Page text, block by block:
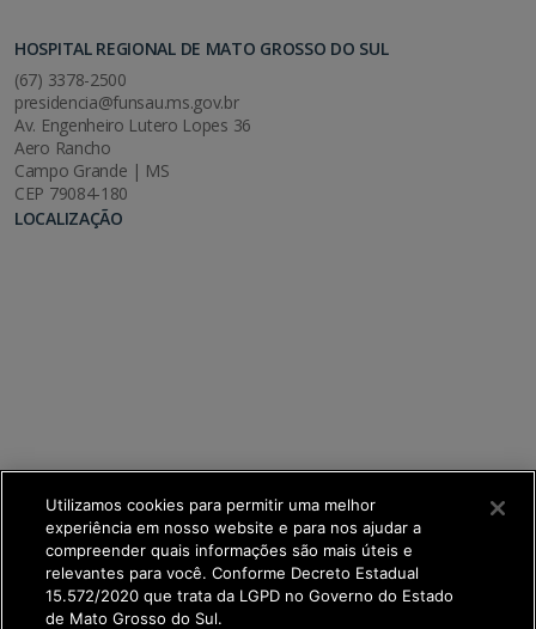
HOSPITAL REGIONAL DE MATO GROSSO DO SUL
(67) 3378-2500
presidencia@funsau.ms.gov.br
Av. Engenheiro Lutero Lopes 36
Aero Rancho
Campo Grande | MS
CEP 79084-180
LOCALIZAÇÃO
Utilizamos cookies para permitir uma melhor
experiência em nosso website e para nos ajudar a
compreender quais informações são mais úteis e
relevantes para você. Conforme Decreto Estadual
15.572/2020 que trata da LGPD no Governo do Estado
de Mato Grosso do Sul.